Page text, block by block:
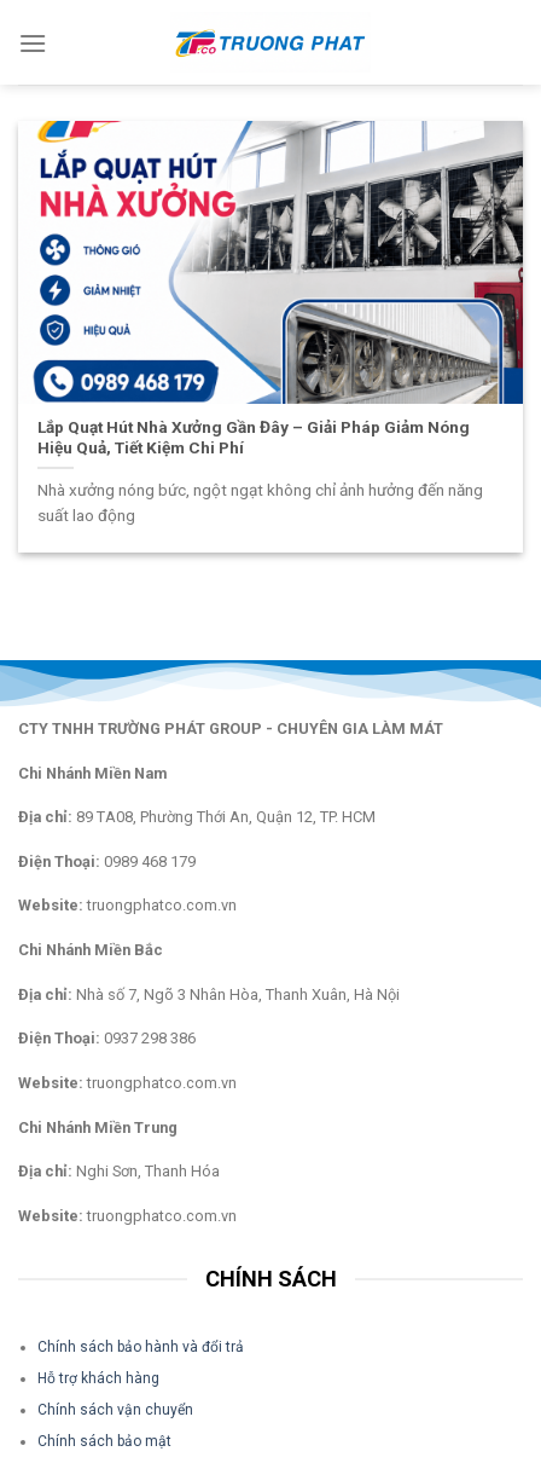
Lắp Quạt Hút Nhà Xưởng Gần Đây – Giải Pháp Giảm Nóng
Hiệu Quả, Tiết Kiệm Chi Phí
Nhà xưởng nóng bức, ngột ngạt không chỉ ảnh hưởng đến năng
suất lao động
CTY TNHH TRƯỜNG PHÁT GROUP - CHUYÊN GIA LÀM MÁT
Chi Nhánh Miền Nam
Địa chỉ: 89 TA08, Phường Thới An, Quận 12, TP. HCM
Điện Thoại: 0989 468 179
Website: truongphatco.com.vn
Chi Nhánh Miền Bắc
Địa chỉ: Nhà số 7, Ngõ 3 Nhân Hòa, Thanh Xuân, Hà Nội
Điện Thoại: 0937 298 386
Website: truongphatco.com.vn
Chi Nhánh Miền Trung
Địa chỉ: Nghi Sơn, Thanh Hóa
Website: truongphatco.com.vn
CHÍNH SÁCH
Chính sách bảo hành và đổi trả
Hỗ trợ khách hàng
Chính sách vận chuyển
Chính sách bảo mật